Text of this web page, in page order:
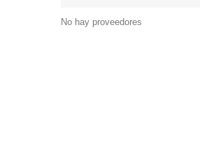
No hay proveedores